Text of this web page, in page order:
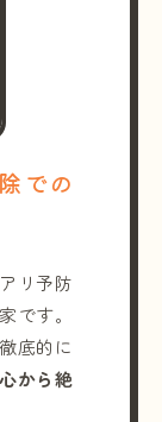
での
リ予防
です。
底的に
心から絶